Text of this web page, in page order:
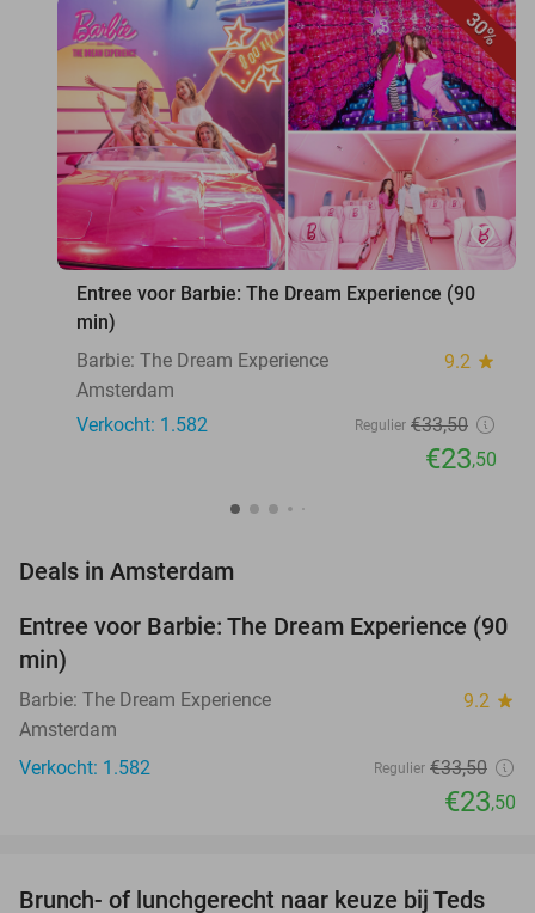
30%
favorite_border
Entree voor Barbie: The Dream Experience (90
min)
Barbie: The Dream Experience
9.2 star
Amsterdam
Verkocht: 1.582
Regulier €33,50
€23,50
Deals in Amsterdam
30%
Entree voor Barbie: The Dream Experience (90
min)
Barbie: The Dream Experience 9.2 star
Amsterdam
Verkocht: 1.582
Regulier €33,50
€23,50
Brunch- of lunchgerecht naar keuze bij Teds